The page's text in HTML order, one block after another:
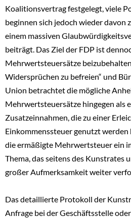
Koalitionsvertrag festgelegt, viele
beginnen sich jedoch wieder davon
einem massiven
beiträgt. Das Ziel der FDP ist
Mehrwertsteuersätze
Widersprüchen zu befreien“ und
Union betrachtet die mögliche
Mehrwertsteuersätze hingegen als
Zusatzeinnahmen, die zu einer
Einkommenssteuer genutzt
die ermäßigte Mehrwertsteuer ein
Thema, das seitens des Kunstrates
großer Aufmerksamkeit weiter
Das detaillierte Protokoll der
Anfrage bei der Geschäftsstelle